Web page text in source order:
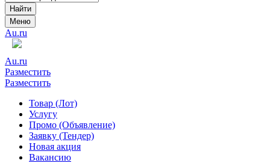
Найти
Меню
Au.ru
Au.ru
Разместить
Разместить
Товар (Лот)
Услугу
Промо (Объявление)
Заявку (Тендер)
Новая акция
Вакансию